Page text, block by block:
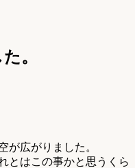
。
が広がりました。
とはこの事かと思うくら